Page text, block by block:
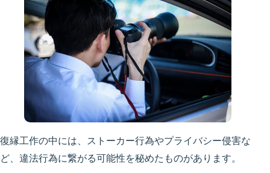
復縁工作の中には、ストーカー行為やプライバシー侵害な
ど、違法行為に繋がる可能性を秘めたものがあります。